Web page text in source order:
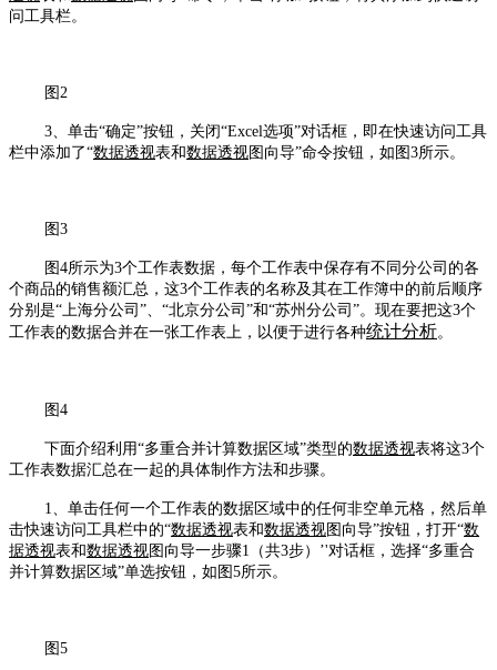
问工具栏。
图2
3、单击“确定”按钮，关闭“Excel选项”对话框，即在快速访问工具
栏中添加了“数据透视表和数据透视图向导”命令按钮，如图3所示。
图3
图4所示为3个工作表数据，每个工作表中保存有不同分公司的各
个商品的销售额汇总，这3个工作表的名称及其在工作簿中的前后顺序
分别是“上海分公司”、“北京分公司”和“苏州分公司”。现在要把这3个
工作表的数据合并在一张工作表上，以便于进行各种统计分析。
图4
下面介绍利用“多重合并计算数据区域”类型的数据透视表将这3个
工作表数据汇总在一起的具体制作方法和步骤。
1、单击任何一个工作表的数据区域中的任何非空单元格，然后单
击快速访问工具栏中的“数据透视表和数据透视图向导”按钮，打开“数
据透视表和数据透视图向导一步骤1（共3步）’'对话框，选择“多重合
并计算数据区域”单选按钮，如图5所示。
图5